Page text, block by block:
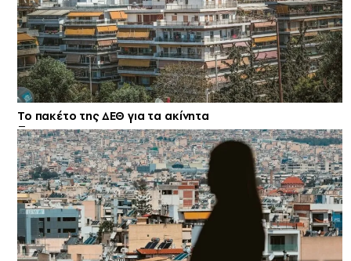
Το πακέτο της ΔΕΘ για τα ακίνητα